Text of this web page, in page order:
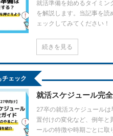
就活準備を始めるタイミン
を解説します。当記事を読
ェックしてみてください！
続きを見る
チェック
就活スケジュール完
27卒の就活スケジュール
置付けの変化など、例年と
ールの特徴や時期ごとに取